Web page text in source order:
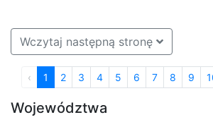
Wczytaj następną stronę
‹ 1 2 3 4 5 6 7 8 9
Województwa